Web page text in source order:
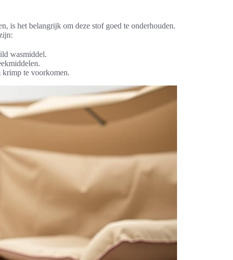
is het belangrijk om deze stof goed te onderhouden.
wasmiddel.
krimp te voorkomen.